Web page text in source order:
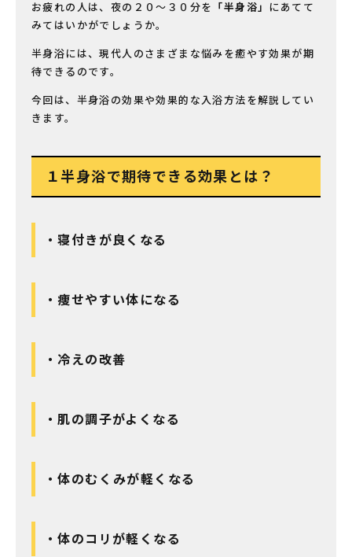
お疲れの人は、夜の２０〜３０分を 「半身浴」 にあてて
みてはいかがでしょうか。
半身浴には、現代人のさまざまな悩みを癒やす効果が期
待できるのです。
今回は、半身浴の効果や効果的な入浴方法を解説してい
きます。
１半身浴で期待できる効果とは？
・寝付きが良くなる
・痩せやすい体になる
・冷えの改善
・肌の調子がよくなる
・体のむくみが軽くなる
・体のコリが軽くなる